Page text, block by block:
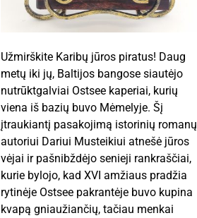
Užmirškite Karibų jūros piratus! Daug
metų iki jų, Baltijos bangose siautėjo
nutrūktgalviai Ostsee kaperiai, kurių
viena iš bazių buvo Mėmelyje. Šį
įtraukiantį pasakojimą istorinių romanų
autoriui Dariui Musteikiui atnešė jūros
vėjai ir pašnibždėjo senieji rankraščiai,
kurie bylojo, kad XVI amžiaus pradžia
rytinėje Ostsee pakrantėje buvo kupina
kvapą gniaužiančių, tačiau menkai